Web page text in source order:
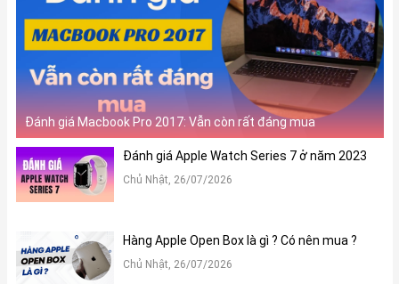
bật sáng hơn và thời gian đáp ứng nhanh hơn đối với nội dung
động.
3. Hiệu năng:
Bên cạnh đó, iPad Pro M4 cũng là thế hệ đầu tiên tích hợp nhiều
tính năng AI. Điều này đã đánh dấu một bước tiến mạnh mẽ của
Apple trong việc đưa iPad tiệm cận hơn đến các dòng MacBook.
Đánh giá Macbook Pro 2017: Vẫn còn rất đáng mua
Đánh giá Apple Watch Series 7 ở năm 2023
Chủ Nhật, 26/07/2026
Hàng Apple Open Box là gì ? Có nên mua ?
Chủ Nhật, 26/07/2026